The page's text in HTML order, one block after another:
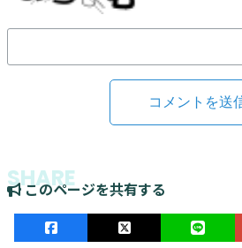
このページを共有する